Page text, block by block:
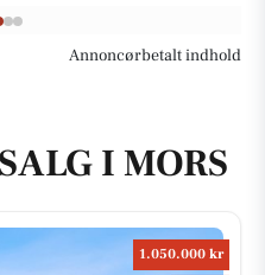
Annoncørbetalt indhold
I MORS
1.050.000 kr